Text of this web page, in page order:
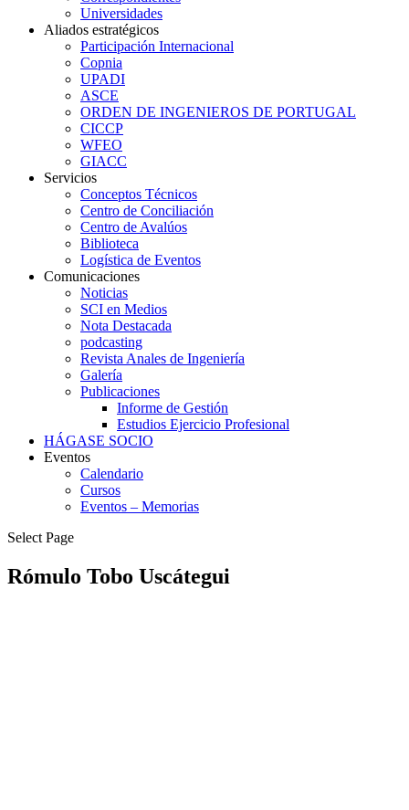
Universidades
Aliados estratégicos
Participación Internacional
Copnia
UPADI
ASCE
ORDEN DE INGENIEROS DE PORTUGAL
CICCP
WFEO
GIACC
Servicios
Conceptos Técnicos
Centro de Conciliación
Centro de Avalúos
Biblioteca
Logística de Eventos
Comunicaciones
Noticias
SCI en Medios
Nota Destacada
podcasting
Revista Anales de Ingeniería
Galería
Publicaciones
Informe de Gestión
Estudios Ejercicio Profesional
HÁGASE SOCIO
Eventos
Calendario
Cursos
Eventos – Memorias
Select Page
Rómulo Tobo Uscátegui